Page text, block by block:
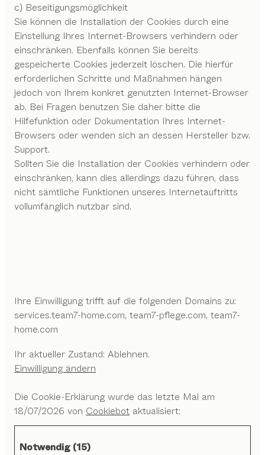
c) Beseitigungsmöglichkeit
Sie können die Installation der Cookies durch eine
Einstellung Ihres Internet-Browsers verhindern oder
einschränken. Ebenfalls können Sie bereits
gespeicherte Cookies jederzeit löschen. Die hierfür
erforderlichen Schritte und Maßnahmen hängen
jedoch von Ihrem konkret genutzten Internet-Browser
ab. Bei Fragen benutzen Sie daher bitte die
Hilfefunktion oder Dokumentation Ihres Internet-
Browsers oder wenden sich an dessen Hersteller bzw.
Support.
Sollten Sie die Installation der Cookies verhindern oder
einschränken, kann dies allerdings dazu führen, dass
nicht sämtliche Funktionen unseres Internetauftritts
vollumfänglich nutzbar sind.
Ihre Einwilligung trifft auf die folgenden Domains zu:
services.team7-home.com, team7-pflege.com, team7-
home.com
Ihr aktueller Zustand: Ablehnen.
Einwilligung ändern
Die Cookie-Erklärung wurde das letzte Mal am
18/07/2026 von Cookiebot aktualisiert:
Notwendig (15)